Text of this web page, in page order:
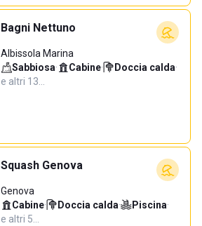
Bagni Nettuno
Albissola Marina
Sabbiosa· Cabine· Doccia calda·
e altri 13…
Squash Genova
Genova
Cabine· Doccia calda· Piscina·
e altri 5…